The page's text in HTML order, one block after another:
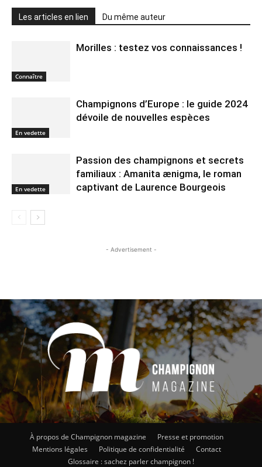
Les articles en lien Du même auteur
Connaître
Morilles : testez vos connaissances !
En vedette
Champignons d’Europe : le guide 2024
dévoile de nouvelles espèces
En vedette
Passion des champignons et secrets
familiaux : Amanita ænigma, le roman
captivant de Laurence Bourgeois
- Advertisement -
À propos de Champignon magazine
Presse et promotion
Mentions légales
Politique de confidentialité
Contact
Glossaire : sachez parler champignon !